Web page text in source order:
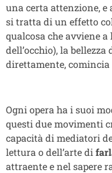
una certa attenzione, e
si tratta di un effetto
qualcosa che avviene a
dell’occhio), la
direttamente,
Ogni opera ha i suoi
questi due movimenti
capacità di mediatori
lettura o dell’arte di
attraente e nel sapere